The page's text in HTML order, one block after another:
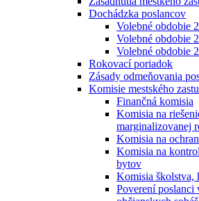
Dochádzka poslancov
Volebné obdobie
Volebné obdobie
Volebné obdobie
Rokovací poriadok
Zásady odmeňovania
Komisie mestského
Finančná komisia
Komisia na
marginalizovanej
Komisia na
Komisia na
bytov
Komisia školstva,
Poverení poslanci